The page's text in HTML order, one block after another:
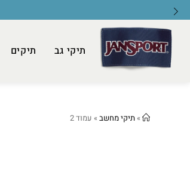
מעל 149.9 ₪
תיקי גב תיקים
»תיקי מחשב» עמוד 2